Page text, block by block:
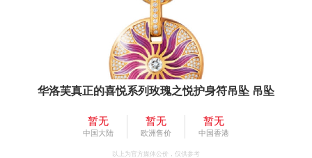
华洛芙真正的喜悦系列玫瑰之悦护身符吊坠 吊坠
暂无
中国大陆
暂无
欧洲售价
暂无
中国香港
以上为官方媒体公价，仅供参考